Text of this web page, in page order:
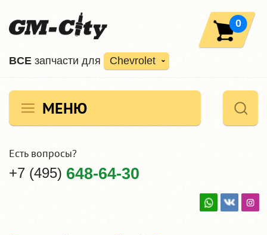
ВCE запчасти для Chevrolet
0
МЕНЮ
Есть вопросы?
+7 (495) 648-64-30